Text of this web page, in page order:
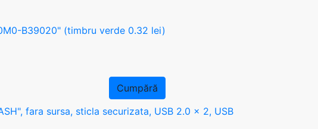
B39020" (timbru verde 0.32 lei)
Cumpără
fara sursa, sticla securizata, USB 2.0 x 2, USB